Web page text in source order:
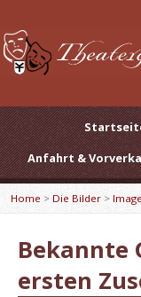
Anfahrt &
Home > Die Bilder>
Bekannte
ersten